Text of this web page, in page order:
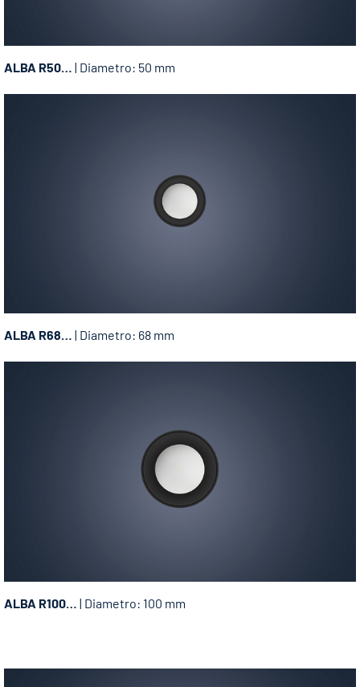
ALBA R50… | Diametro: 50 mm
ALBA R68… | Diametro: 68 mm
ALBA R100… | Diametro: 100 mm